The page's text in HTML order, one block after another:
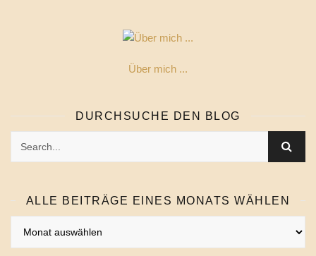
Über mich ...
DURCHSUCHE DEN BLOG
ALLE BEITRÄGE EINES MONATS WÄHLEN